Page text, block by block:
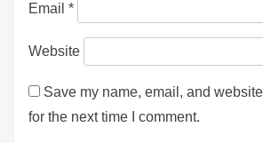
Email *
Website
Save my name, email, and
for the next time I comment.